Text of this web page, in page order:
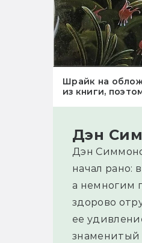
Шрайк на
из книги,
Дэн
Дэн
начал рано:
а немногим
здорово
ее
знаменитый